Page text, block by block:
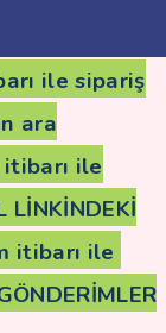
ile sipariş
ara
ile
itibarı ile